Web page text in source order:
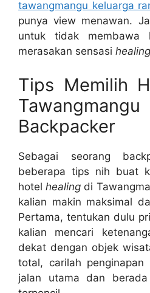
tawangmangu keluarga
punya view menawan.
untuk tidak membawa
merasakan sensasi healing
Tips Memilih
Backpacker
Sebagai seorang
beberapa tips nih buat
hotelhealing di
kalian makin maksimal
Pertama, tentukan dulu
kalian mencari
dekat dengan objek
total, carilah
jalan utama dan